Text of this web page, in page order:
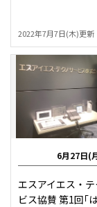
IR情報
採用情報
プレスリリース
2022年7月7日(木)更新
6月27日(
エスアイエス・
ビス協賛 第1回｢